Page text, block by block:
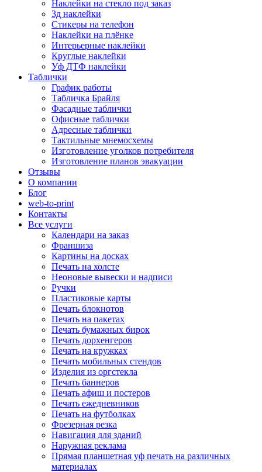
Наклейки на стекло под заказ
3д наклейки
Cтикеры на телефон
Наклейки на плёнке
Интерьерные наклейки
Круглые наклейки
Уф ДТФ наклейки
Таблички
График работы
Табличка Брайля
Фасадные таблички
Офисные таблички
Адресные таблички
Тактильные мнемосхемы
Изготовление уголков потребителя
Изготовление планов эвакуации
Отзывы
О компании
Блог
web-to-print
Контакты
Все услуги
Календари на заказ
Франшиза
Картины на досках
Печать на холсте
Неоновые вывески и надписи
Ручки
Пластиковые карты
Печать блокнотов
Печать на пакетах
Печать бумажных бирок
Печать дорхенгеров
Печать на кружках
Печать мобильных стендов
Изделия из оргстекла
Печать баннеров
Печать афиш и постеров
Печать ежедневников
Печать на футболках
Фрезерная резка
Навигация для зданий
Наружная реклама
Прямая планшетная уф печать на различных
материалах